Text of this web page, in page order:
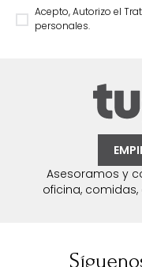
Acepto, Autorizo el
personales.
Asesoramos y
oficina,